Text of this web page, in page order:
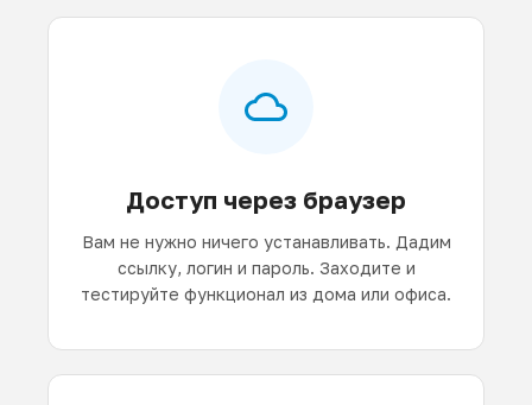
Доступ через браузер
Вам не нужно ничего устанавливать. Дадим
ссылку, логин и пароль. Заходите и
тестируйте функционал из дома или офиса.